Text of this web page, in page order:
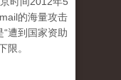
的海量攻击
遭到国家资助
限。